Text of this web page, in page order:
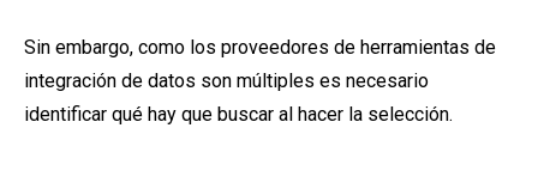
Sin embargo, como los proveedores de herramientas de
integración de datos son múltiples es necesario
identificar qué hay que buscar al hacer la selección.